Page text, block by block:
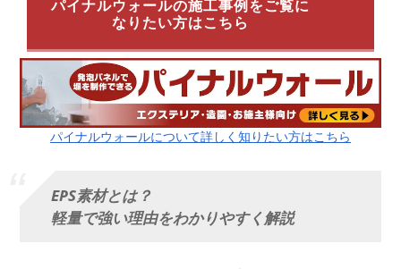
パイナルウォールの施工事例をご覧に
なりたい方はこちら
パイナルウォールについて詳しく知りたい方はこちら
EPS素材とは？
軽量で強い理由をわかりやすく解説